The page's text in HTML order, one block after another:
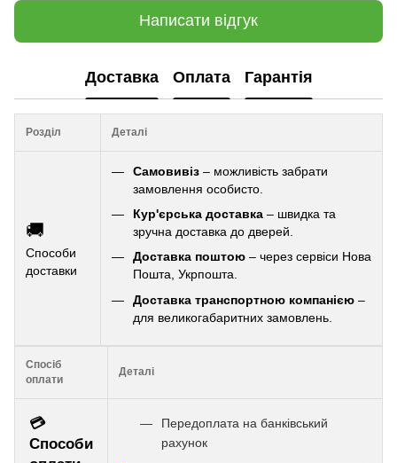
Написати відгук
Доставка Оплата Гарантія
Розділ Деталі
🚚
Способи
доставки
Самовивіз – можливість забрати
замовлення особисто.
Кур'єрська доставка – швидка та
зручна доставка до дверей.
Доставка поштою – через сервіси Нова
Пошта, Укрпошта.
Доставка транспортною компанією –
для великогабаритних замовлень.
Спосіб
оплати
Деталі
💳
Способи
Передоплата на банківський
рахунок